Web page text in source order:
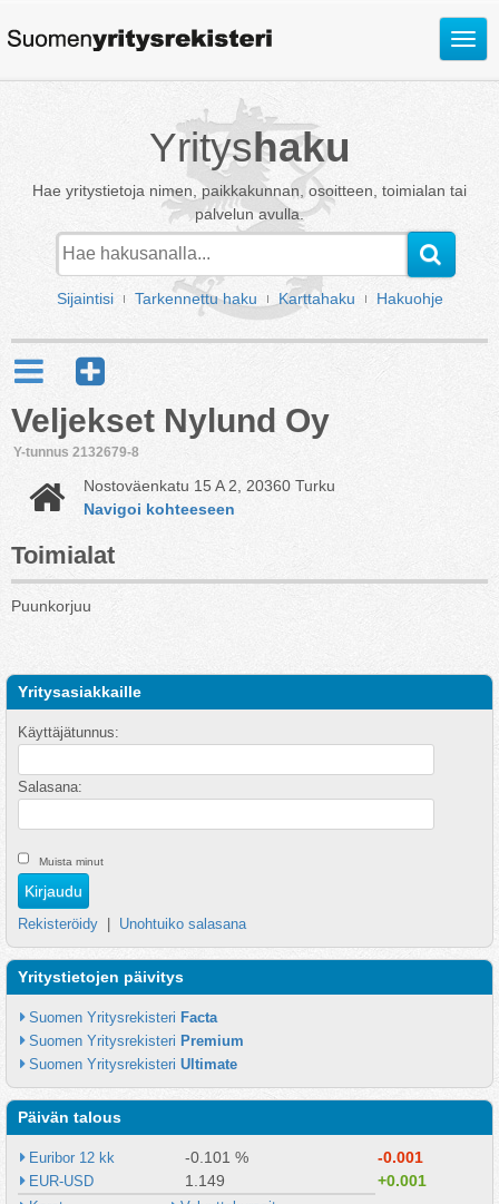
Avaa
Yrityshaku
Hae yritystietoja nimen, paikkakunnan, osoitteen, toimialan tai
palvelun avulla.
Sijaintisi Tarkennettu haku Karttahaku Hakuohje
Veljekset Nylund Oy
Y-tunnus 2132679-8
Nostoväenkatu 15 A 2, 20360 Turku
Navigoi kohteeseen
Toimialat
Puunkorjuu
Yritysasiakkaille
Käyttäjätunnus:
Salasana:
Muista minut
Rekisteröidy Unohtuiko salasana
Yritystietojen päivitys
Suomen Yritysrekisteri Facta
Suomen Yritysrekisteri Premium
Suomen Yritysrekisteri Ultimate
Päivän talous
Euribor 12 kk -0.101 % -0.001
EUR-USD 1.149 +0.001